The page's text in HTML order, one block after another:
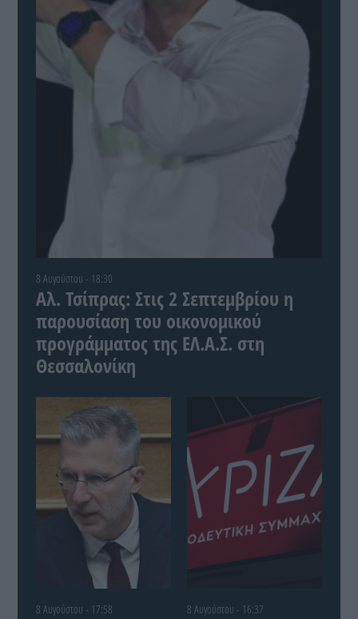
8 Αυγούστου - 18:30
Αλ. Τσίπρας: Στις 2 Σεπτεμβρίου η
παρουσίαση του οικονομικού
προγράμματος της ΕΛ.Α.Σ. στη
Θεσσαλονίκη
8 Αυγούστου - 17:58 8 Αυγούστου - 16:37